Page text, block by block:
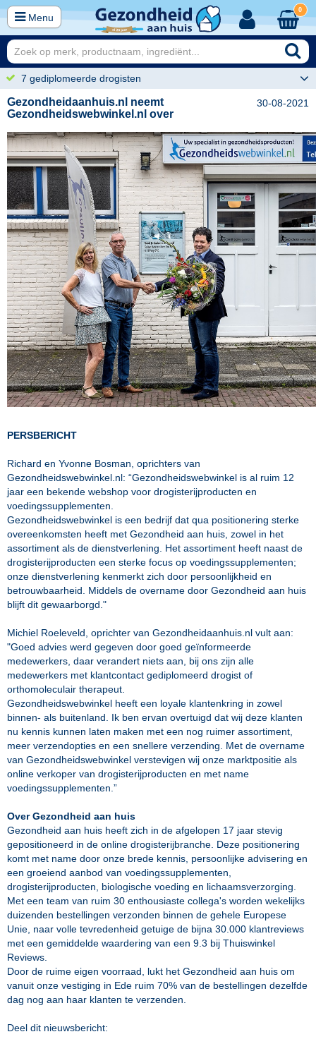
Menu
0
7 gediplomeerde drogisten
30-08-2021
Gezondheidaanhuis.nl neemt
Gezondheidswebwinkel.nl over
PERSBERICHT
Richard en Yvonne Bosman, oprichters van
Gezondheidswebwinkel.nl: “Gezondheidswebwinkel is al ruim 12
jaar een bekende webshop voor drogisterijproducten en
voedingssupplementen.
Gezondheidswebwinkel is een bedrijf dat qua positionering sterke
overeenkomsten heeft met Gezondheid aan huis, zowel in het
assortiment als de dienstverlening. Het assortiment heeft naast de
drogisterijproducten een sterke focus op voedingssupplementen;
onze dienstverlening kenmerkt zich door persoonlijkheid en
betrouwbaarheid. Middels de overname door Gezondheid aan huis
blijft dit gewaarborgd."
Michiel Roeleveld, oprichter van Gezondheidaanhuis.nl vult aan:
"Goed advies werd gegeven door goed geïnformeerde
medewerkers, daar verandert niets aan, bij ons zijn alle
medewerkers met klantcontact gediplomeerd drogist of
orthomoleculair therapeut.
Gezondheidswebwinkel heeft een loyale klantenkring in zowel
binnen- als buitenland. Ik ben ervan overtuigd dat wij deze klanten
nu kennis kunnen laten maken met een nog ruimer assortiment,
meer verzendopties en een snellere verzending. Met de overname
van Gezondheidswebwinkel verstevigen wij onze marktpositie als
online verkoper van drogisterijproducten en met name
voedingssupplementen.”
Over Gezondheid aan huis
Gezondheid aan huis heeft zich in de afgelopen 17 jaar stevig
gepositioneerd in de online drogisterijbranche. Deze positionering
komt met name door onze brede kennis, persoonlijke advisering en
een groeiend aanbod van voedingssupplementen,
drogisterijproducten, biologische voeding en lichaamsverzorging.
Met een team van ruim 30 enthousiaste collega's worden wekelijks
duizenden bestellingen verzonden binnen de gehele Europese
Unie, naar volle tevredenheid getuige de bijna 30.000 klantreviews
met een gemiddelde waardering van een 9.3 bij Thuiswinkel
Reviews.
Door de ruime eigen voorraad, lukt het Gezondheid aan huis om
vanuit onze vestiging in Ede ruim 70% van de bestellingen dezelfde
dag nog aan haar klanten te verzenden.
Deel dit nieuwsbericht: